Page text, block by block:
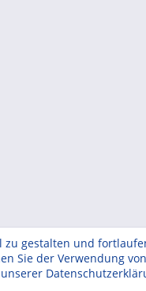
gestalten und
Sie der Verwendung
unserer